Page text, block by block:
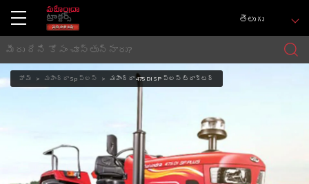
తెలుగు
హోమ్ మహీంద్రా Sp ప్లస్ మహీంద్రా 475 DI SP ప్లస్ ట్రాక్టర్